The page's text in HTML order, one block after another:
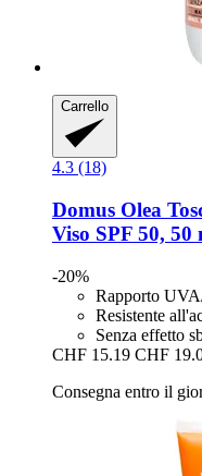
Carrello
4.3 (18)
Domus Olea
Viso SPF 50, 50
-20%
Rapporto
Resistente
Senza effetto
CHF 15.19 CHF
Consegna entro il